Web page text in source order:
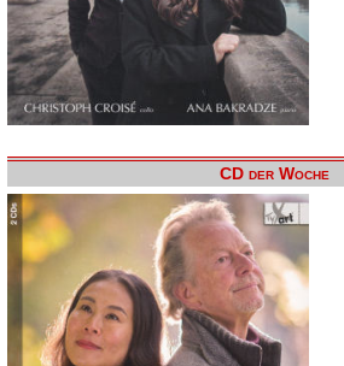
CD der Woche